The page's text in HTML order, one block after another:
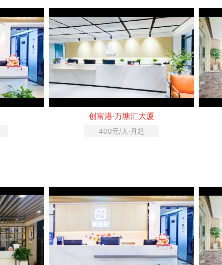
创富港·万塘汇大厦
400元/人·月起